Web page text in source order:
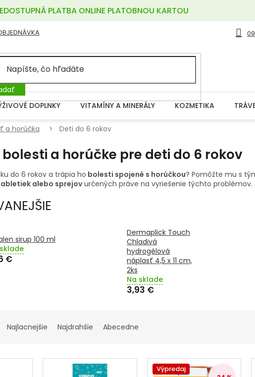
PLATBA ONLINE PLATOBNOU KARTOU
DOPLNKY VITAMÍNY A MINERÁLY KOZMETIKA
a horúčka Deti do 6 rokov
bolesti a horúčke pre deti do 6 rokov
do 6 rokov a trápia ho bolesti spojené s horúčkou? Pomôžte mu s
alebo sprejovurčených práve na vyriešenie týchto problémov.
sirup 100 ml
€
Dermaplick Touch
Chladivá
hydrogélová
náplasť 4,5 x 11 cm,
2ks
Na sklade
3,93 €
Najlacnejšie Najdrahšie Abecedne
Výpredaj